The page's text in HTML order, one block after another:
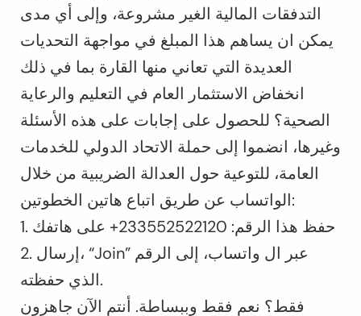
التدفقات المالية الغير مشروعة، وإلى أي مدى
يمكن ان يساهم هذا المبلغ في مواجهة التحديات
العديدة التي تعاني منها القارة بما في ذلك
انخفاض الاستثمار العام في التعليم والرعاية
الصحية؟ للحصول على إجابات على هذه الأسئلة
وغيرها، انضموا إلى حملة الاتحاد الدولي للخدمات
العامة، للتوعية حول العدالة الضريبية من خلال
الواتساب عن طريق اتباع هاتين الخطوتين:
1. حفظ هذا الرقم: 233552522120+ على هاتفك
2. إرسال، “Join” عبر ال واتساب، إلى الرقم
الذي حفظته.
فقط؟ نعم فقط وببساطة. أنتم الآن جاهزون